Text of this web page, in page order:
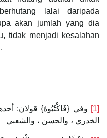
lalai daripada
akan jumlah yang dia
tidak menjadi kesalahan
[1]
وفي {فَاكْتُبُوهُ} قولان:
الخدري ، والحسن ، والشعبي